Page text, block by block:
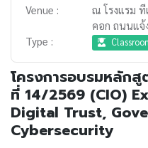
Venue :
ณ โรงแรม
คอก ถนนแจ้
Type :
โครงการอบรมหลักสู
ที่ 14/2569 (CIO)
Digital Trust,
Cybersecurity